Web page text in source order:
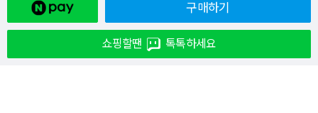
구매하기
쇼핑할땐 톡톡하세요